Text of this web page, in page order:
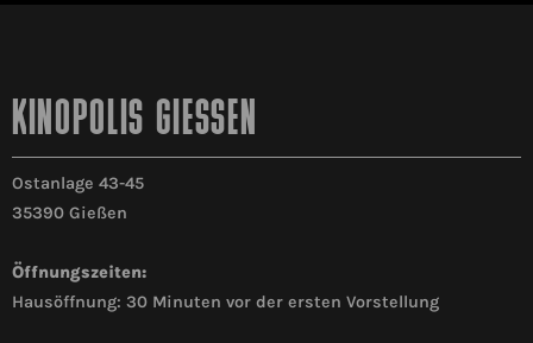
KINOPOLIS GIESSEN
Ostanlage 43-45
35390 Gießen
Öffnungszeiten:
Hausöffnung: 30 Minuten vor der ersten Vorstellung